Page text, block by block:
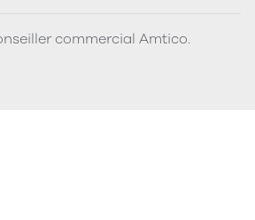
commercial Amtico.